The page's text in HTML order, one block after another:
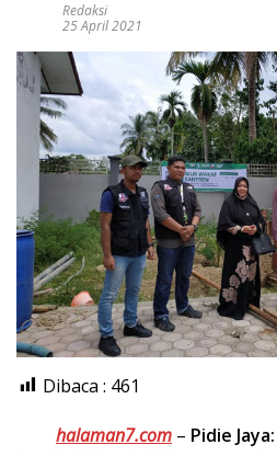
Redaksi
25 April 2021
Dibaca : 461
halaman7.com – Pidie Jaya: